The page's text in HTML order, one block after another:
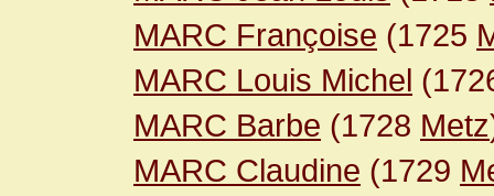
MARC Françoise (1725
MARC Louis Michel
MARC Barbe (1728 Metz
MARC Claudine (1729